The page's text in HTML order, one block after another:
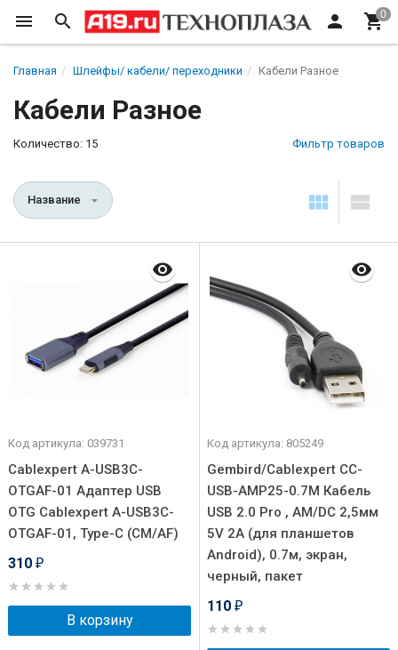
Главная Шлейфы/ кабели/ переходники Кабели Разное
Кабели Разное
Количество: 15 Фильтр товаров
Название
Код артикула: 039731
Cablexpert A-USB3C-
OTGAF-01 Адаптер USB
OTG Cablexpert A-USB3C-
OTGAF-01, Type-C (CM/AF)
310 ₽
В корзину
Код артикула: 805249
Gembird/Cablexpert CC-
USB-AMP25-0.7M Кабель
USB 2.0 Pro , AM/DC 2,5мм
5V 2A (для планшетов
Android), 0.7м, экран,
черный, пакет
110 ₽